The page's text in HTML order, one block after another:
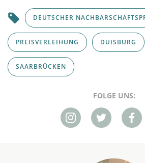
DEUTSCHER
PREISVERLEIHUNG DUISBURG
SAARBRÜCKEN
FOLGE UNS: